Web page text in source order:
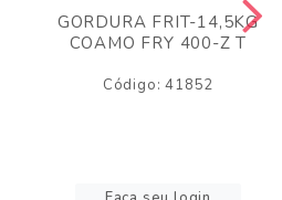
GORDURA FRIT-14,5KG
COAMO FRY 400-Z T
Código: 41852